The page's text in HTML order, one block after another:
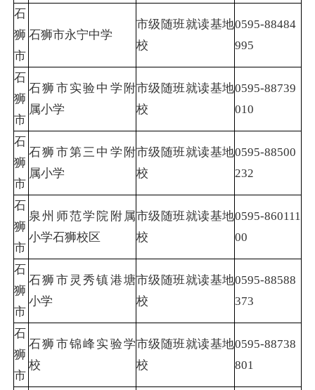
石
狮
市
石狮市永宁中学
市级随班就读基地
校
0595-88484
995
石
狮
市
石狮市实验中学附
属小学
市级随班就读基地
校
0595-88739
010
石
狮
市
石狮市第三中学附
属小学
市级随班就读基地
校
0595-88500
232
石
狮
市
泉州师范学院附属
小学石狮校区
市级随班就读基地
校
0595-860111
00
石
狮
市
石狮市灵秀镇港塘
小学
市级随班就读基地
校
0595-88588
373
石
狮
市
石狮市锦峰实验学
校
市级随班就读基地
校
0595-88738
801